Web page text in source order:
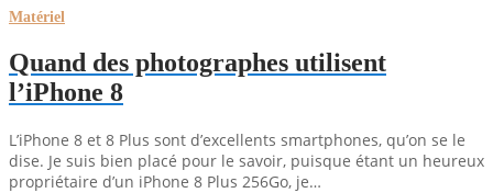
Matériel
Quand des photographes utilisent
l’iPhone 8
L’iPhone 8 et 8 Plus sont d’excellents smartphones, qu’on se le
dise. Je suis bien placé pour le savoir, puisque étant un heureux
propriétaire d’un iPhone 8 Plus 256Go, je…